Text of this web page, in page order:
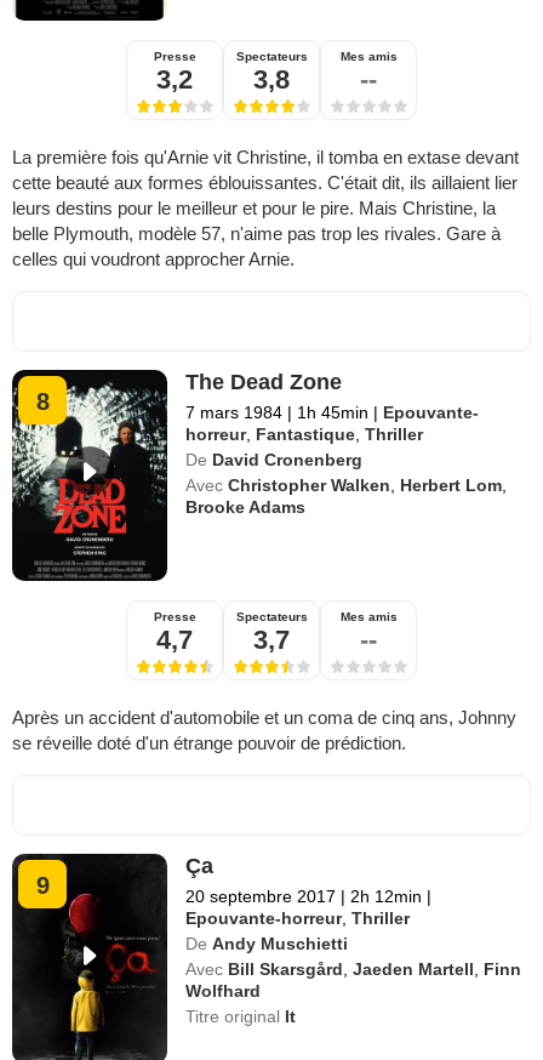
Presse
3,2
Spectateurs
3,8
Mes amis
--
La première fois qu'Arnie vit Christine, il tomba en extase devant
cette beauté aux formes éblouissantes. C'était dit, ils aillaient lier
leurs destins pour le meilleur et pour le pire. Mais Christine, la
belle Plymouth, modèle 57, n'aime pas trop les rivales. Gare à
celles qui voudront approcher Arnie.
8
The Dead Zone
7 mars 1984 | 1h 45min | Epouvante-
horreur, Fantastique ,Thriller
De David Cronenberg
Avec Christopher Walken Herbert Lom
Brooke Adams
Presse
4,7
Spectateurs
3,7
Mes amis
--
Après un accident d'automobile et un coma de cinq ans, Johnny
se réveille doté d'un étrange pouvoir de prédiction.
9
Ça
20 septembre 2017 | 2h 12min |
Epouvante-horreur,Thriller
De Andy Muschietti
Avec Bill Skarsgård ,Jaeden Martell
Finn
Wolfhard
Titre original It